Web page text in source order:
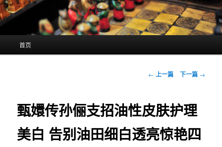
首页
文
航
← 上一篇 下一篇 →
甄嬛传孙俪支招油性皮肤护理
美白 告别油田细白透亮惊艳四